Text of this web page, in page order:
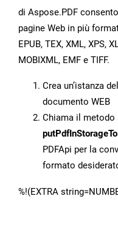
di Aspose.PDF
pagine Web in più
EPUB, TEX, XML, XPS,
MOBIXML, EMF e TIFF.
Crea un’istanza
documento WEB
Chiama il
PDFApi per la
formato
%!(EXTRA